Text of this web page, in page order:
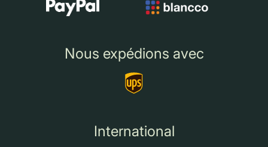
Nous expédions avec
International